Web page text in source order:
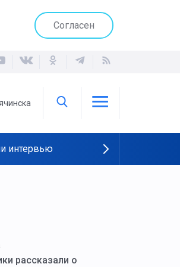
Согласен
интервью
рассказали о